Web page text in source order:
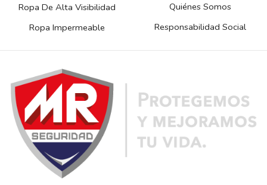
Ropa De Alta Visibilidad
Ropa Impermeable
Quiénes Somos
Responsabilidad Social